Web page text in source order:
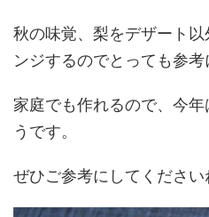
秋の味覚、梨をデザート
ンジするのでとっても参考
家庭でも作れるので、今
うです。
ぜひご参考にしてください